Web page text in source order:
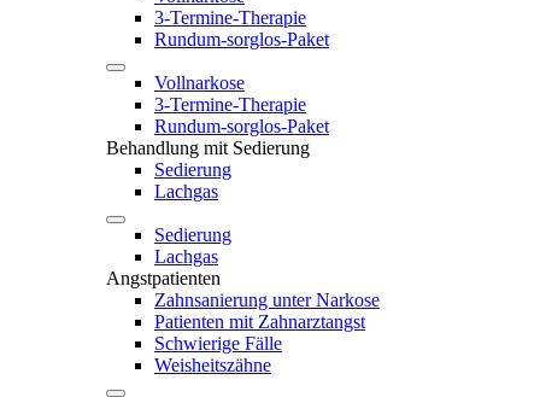
3-Termine-Therapie
Rundum-sorglos-Paket
Vollnarkose
3-Termine-Therapie
Rundum-sorglos-Paket
Behandlung mit Sedierung
Sedierung
Lachgas
Sedierung
Lachgas
Angstpatienten
Zahnsanierung unter Narkose
Patienten mit Zahnarztangst
Schwierige Fälle
Weisheitszähne